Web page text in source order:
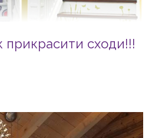
прикрасити сходи!!!